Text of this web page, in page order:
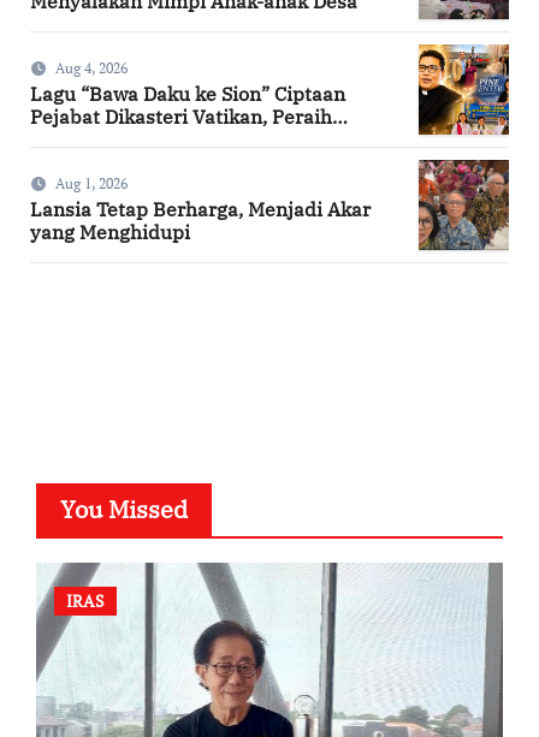
Aug 4, 2026
Lagu “Bawa Daku ke Sion” Ciptaan
Pejabat Dikasteri Vatikan, Peraih
Aug 1, 2026
Lansia Tetap Berharga, Menjadi Akar
yang Menghidupi
You Missed
IRAS